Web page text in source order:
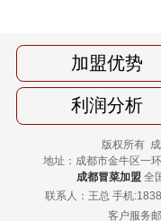
加盟优势
利润分析
版权所有
地址：成都市金牛区一
成都冒菜加盟 全
联系人：王总 手机
客户服务